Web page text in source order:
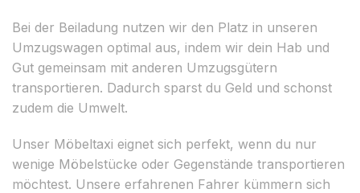
Bei der Beiladung nutzen wir den Platz in unseren
Umzugswagen optimal aus, indem wir dein Hab und
Gut gemeinsam mit anderen Umzugsgütern
transportieren. Dadurch sparst du Geld und schonst
zudem die Umwelt.
Unser Möbeltaxi eignet sich perfekt, wenn du nur
wenige Möbelstücke oder Gegenstände transportieren
möchtest. Unsere erfahrenen Fahrer kümmern sich